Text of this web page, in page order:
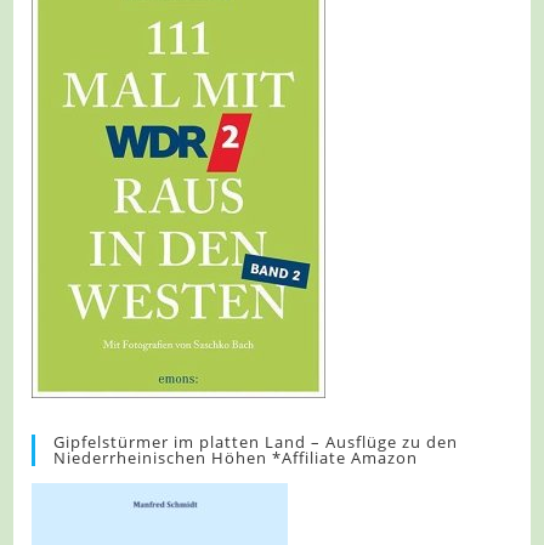
Gipfelstürmer im platten Land – Ausflüge zu den
Niederrheinischen Höhen *Affiliate Amazon